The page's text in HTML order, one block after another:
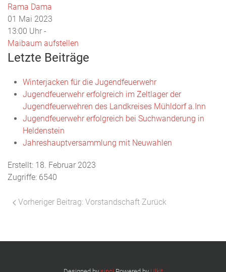
Rama Dama
01 Mai 2023
13:00 Uhr -
Maibaum aufstellen
Letzte Beiträge
Winterjacken für die Jugendfeuerwehr
Jugendfeuerwehr erfolgreich im Zeltlager der
Jugendfeuerwehren des Landkreises Mühldorf a.Inn
Jugendfeuerwehr erfolgreich bei Suchwanderung in
Heldenstein
Jahreshauptversammlung mit Neuwahlen
Erstellt: 18. Februar 2023
Zugriffe: 6540
Vorheriger Beitrag: Vorstandschaft Zurück